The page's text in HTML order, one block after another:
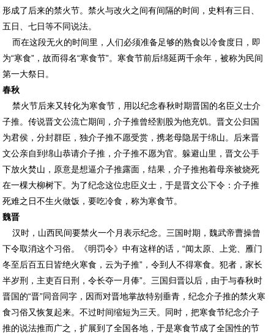
形成了后来的禁火节。禁火与改火之间有间隔的时间，史料有三日、
五日、七日等不同说法。
而在这段无火的时间里，人们必须准备足够的熟食以冷食度日，即
为“寒食”，故而得名“寒食节”。寒食节前后绵延两千余年，被称为民间
第一大祭日。
春秋
禁火节后来又转化为寒食节，用以纪念春秋时期晋国的名臣义士介
子推。传说晋文公流亡期间，介子推曾经割股为他充饥。晋文公归国
为君侯，分封群臣，独介子推不愿受赏，携老母隐居于绵山。后来晋
文公亲自到绵山恭请介子推，介子推不愿为官。躲避山里，晋文公手
下放火焚山，原意是想逼介子推露面，结果，介子推抱着母亲被烧死
在一棵大柳树下。为了纪念这位忠臣义士，于是晋文公下令：介子推
死难之日不生火做饭，要吃冷食，称为寒食节。
魏晋
汉时，山西民间要禁火一个月表示纪念。三国时期，魏武帝曹操曾
下令取消这个习俗。《明罚令》中有这样的话，“闻太原、上党、雁门
冬至后百五日皆绝火寒食，云为子推”，令到人不得寒食。犯者，家长
半岁刑，主吏百日刑，令长夺一月俸”。三国归晋以后，由于与春秋时
晋国的“晋”同音同字，因而对晋地掌故特别垂青，纪念介子推的禁火寒
食习俗又恢复起来。不过时间缩短为三天。同时，把寒食节纪念介子
推的说法推而广之，扩展到了全国各地，于是寒食节成了全国性的节